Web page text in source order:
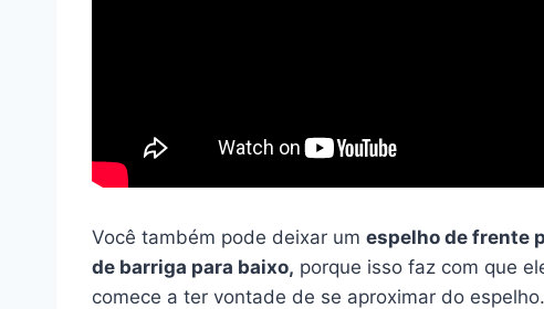
Você também pode deixar um espelho de frente
de barriga para baixo, porque isso faz com que
comece a ter vontade de se aproximar do espelho.